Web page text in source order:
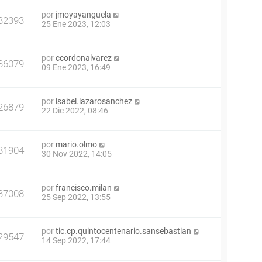
por jmoyayanguela
25 Ene 2023, 12:03
porccordonalvarez
09 Ene 2023, 16:49
por isabel.lazarosanchez
22 Dic 2022, 08:46
por mario.olmo
30 Nov 2022, 14:05
porfrancisco.milan
25 Sep 2022, 13:55
portic.cp.quintocentenario.sansebastian
14 Sep 2022, 17:44